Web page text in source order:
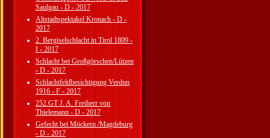
Saulgau - D - 2017
Altstadtspektakel Kronach - D -
2017
2. Bergiselschlacht in Tirol 1809 -
I - 2017
Schlacht bei Großgörschen/Lützen
- D - 2017
Schlachtfeldbesichtigung Verdun
1916 - F - 2017
252.GT J. A. Freiherr von
Thielemann - D - 2017
Gefecht bei Möckern /Magdeburg
- D - 2017